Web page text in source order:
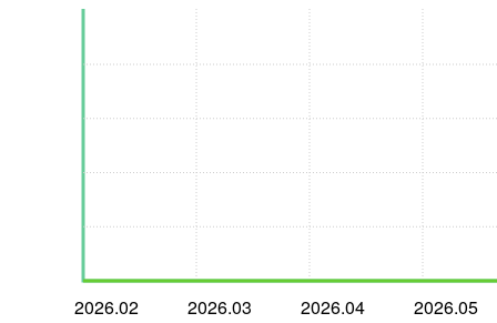
2026.02 2026.03 2026.04 2026.05